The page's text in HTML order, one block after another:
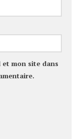
mon site dans